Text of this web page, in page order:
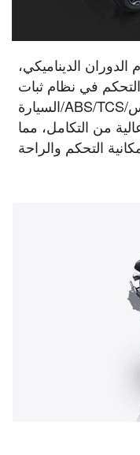
الديناميكي،
التحكم في نظام ثبات
السيارة/ABS/TCS/التحكم في جميع التضاريس
من التكامل، مما
التحكم والراحة